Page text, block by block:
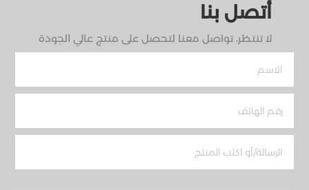
أتصل بنا
لا تنتظر، تواصل معنا لتحصل على منتج عالي الجودة